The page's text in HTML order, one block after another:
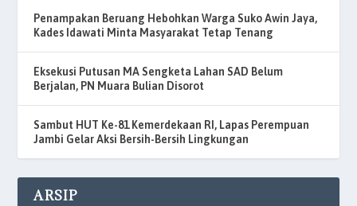
Penampakan Beruang Hebohkan Warga Suko Awin Jaya,
Kades Idawati Minta Masyarakat Tetap Tenang
Eksekusi Putusan MA Sengketa Lahan SAD Belum
Berjalan, PN Muara Bulian Disorot
Sambut HUT Ke-81 Kemerdekaan RI, Lapas Perempuan
Jambi Gelar Aksi Bersih-Bersih Lingkungan
ARSIP